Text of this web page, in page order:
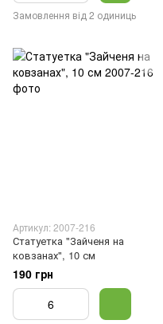
Замовлення від 2 одиниць
Артикул: 2007-216
Статуетка "Зайченя на
ковзанах", 10 см
190 грн